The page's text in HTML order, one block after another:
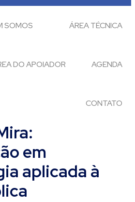
SOMOS ÁREA TÉCNICA
DO APOIADOR AGENDA
CONTATO
em
aplicada à